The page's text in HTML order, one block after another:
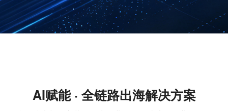
AI赋能 · 全链路出海解决方案